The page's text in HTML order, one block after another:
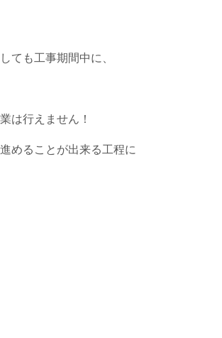
ても工事期間中に、
は行えません！
めることが出来る工程に